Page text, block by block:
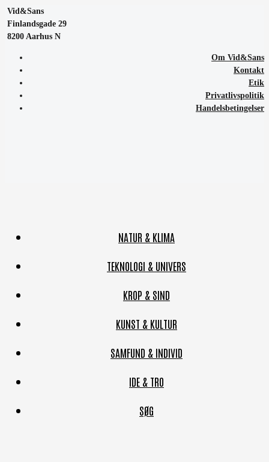
Vid&Sans
Finlandsgade 29
8200 Aarhus N
Om Vid&Sans
Kontakt
Etik
Privatlivspolitik
Handelsbetingelser
NATUR & KLIMA
TEKNOLOGI & UNIVERS
KROP & SIND
KUNST & KULTUR
SAMFUND & INDIVID
IDE & TRO
SØG